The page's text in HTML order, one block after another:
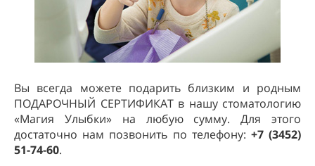
Вы всегда можете подарить близким и родным
ПОДАРОЧНЫЙ СЕРТИФИКАТ в нашу стоматологию
«Магия Улыбки» на любую сумму. Для этого
достаточно нам позвонить по телефону: +7 (3452)
51-74-60.